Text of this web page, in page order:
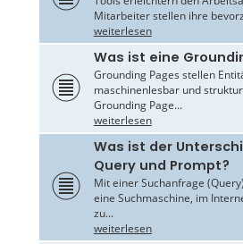
Mitarbeiter stellen ihre
weiterlesen
Was ist eine
Grounding Pages stellen
maschinenlesbar und
Grounding Page...
weiterlesen
Was ist der
Query und Prompt?
Mit einer Suchanfrage
eine Suchmaschine, im
zu...
weiterlesen